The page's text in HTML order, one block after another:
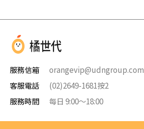
服務信箱
orangevip@udngroup.com
客服電話
(02)2649-1681按2
服務時間
每日 9:00～18:00